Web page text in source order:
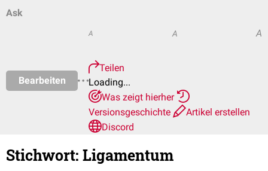
Ask
Bearbeiten
A A A
Teilen
Loading...
Was zeigt hierher
Versionsgeschichte
Artikel erstellen
Discord
Stichwort: Ligamentum